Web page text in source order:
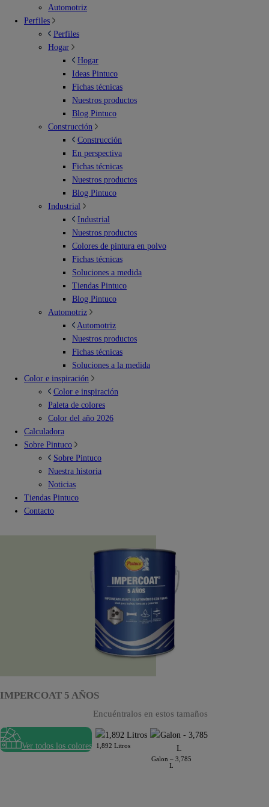
Automotriz
Perfiles
Perfiles
Hogar
Hogar
Ideas Pintuco
Fichas técnicas
Nuestros productos
Blog Pintuco
Construcción
Construcción
En perspectiva
Fichas técnicas
Nuestros productos
Blog Pintuco
Industrial
Industrial
Nuestros productos
Colores de pintura en polvo
Fichas técnicas
Soluciones a medida
Tiendas Pintuco
Blog Pintuco
Automotriz
Automotriz
Nuestros productos
Fichas técnicas
Soluciones a la medida
Color e inspiración
Color e inspiración
Paleta de colores
Color del año 2026
Calculadora
Sobre Pintuco
Sobre Pintuco
Nuestra historia
Noticias
Tiendas Pintuco
Contacto
IMPERCOAT 5 AÑOS
Ver todos los colores
Encuéntralos en estos tamaños
1,892 Litros
Galon – 3,785
L